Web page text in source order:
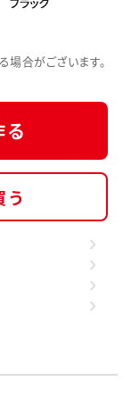
合がございます。
う